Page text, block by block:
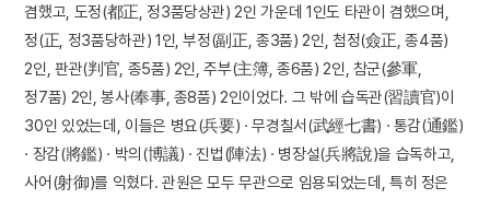
겸했고, 도정(都正, 정3품당상관) 2인 가운데 1인도 타관이 겸했으며,
정(正, 정3품당하관) 1인, 부정(副正, 종3품) 2인, 첨정(僉正, 종4품)
2인, 판관(判官, 종5품) 2인, 주부(主簿, 종6품) 2인, 참군(參軍,
정7품) 2인, 봉사(奉事, 종8품) 2인이었다. 그 밖에 습독관(習讀官)이
30인 있었는데, 이들은 병요(兵要) · 무경칠서(武經七書) · 통감(通鑑)
· 장감(將鑑) · 박의(博議) · 진법(陣法) · 병장설(兵將說)을 습독하고,
사어(射御)를 익혔다. 관원은 모두 무관으로 임용되었는데, 특히 정은